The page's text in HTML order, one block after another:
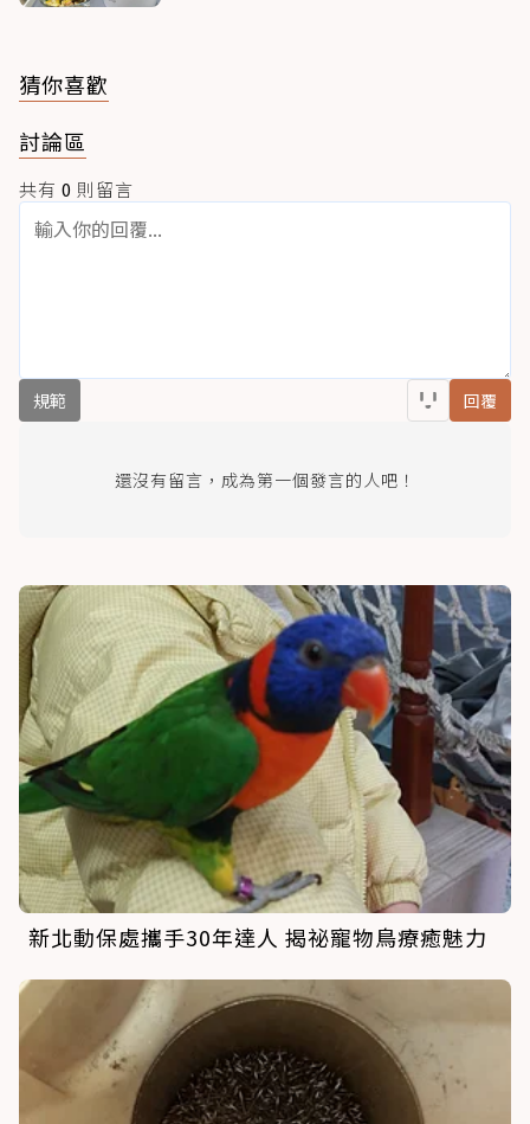
猜你喜歡
討論區
共有 0 則留言
規範 回覆
還沒有留言，成為第一個發言的人吧！
新北動保處攜手30年達人 揭祕寵物鳥療癒魅力